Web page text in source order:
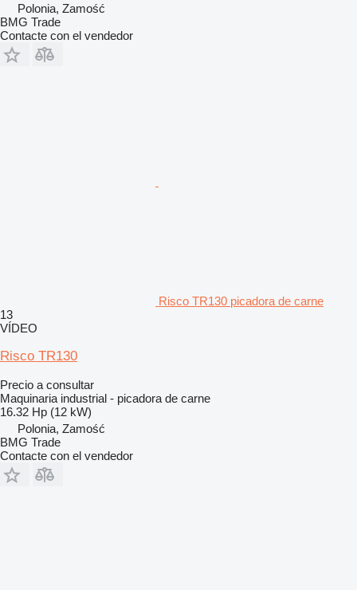
Polonia, Zamość
BMG Trade
Contacte con el vendedor
Risco TR130 picadora de carne
13
VÍDEO
Risco TR130
Precio a consultar
Maquinaria industrial - picadora de carne
16.32 Hp (12 kW)
Polonia, Zamość
BMG Trade
Contacte con el vendedor